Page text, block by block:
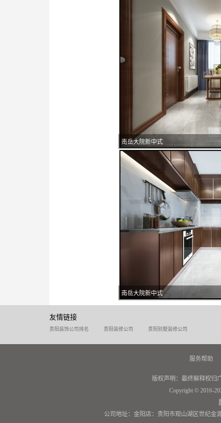
南岳大院新中式
南岳大院新中式
友情链接
贵阳装饰公司排名 贵阳装修公司 贵阳别墅装修公司
服务帮助
版权声明：最终解释权归
Copyright © 2016-
公司地址：金阳店：贵阳市观山湖区世纪金